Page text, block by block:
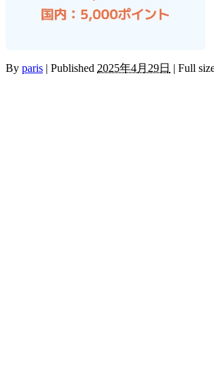
By paris | Published 2025年4月29日 | Full